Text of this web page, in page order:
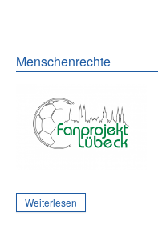
Menschenrechte
Weiterlesen